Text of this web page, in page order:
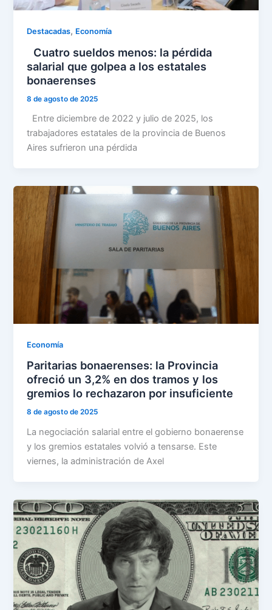
Destacadas, Economía
Cuatro sueldos menos: la pérdida
salarial que golpea a los estatales
bonaerenses
8 de agosto de 2025
Entre diciembre de 2022 y julio de 2025, los
trabajadores estatales de la provincia de Buenos
Aires sufrieron una pérdida
Economía
Paritarias bonaerenses: la Provincia
ofreció un 3,2% en dos tramos y los
gremios lo rechazaron por insuficiente
8 de agosto de 2025
La negociación salarial entre el gobierno bonaerense
y los gremios estatales volvió a tensarse. Este
viernes, la administración de Axel